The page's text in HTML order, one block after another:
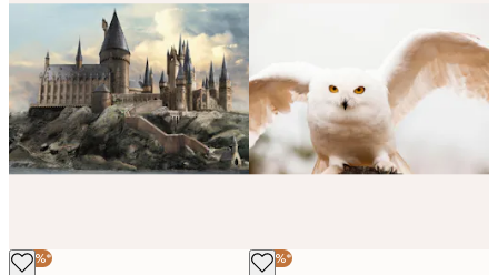
-40%* -40%*